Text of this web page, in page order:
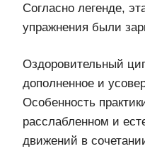
Согласно легенде,
упражнения были
Оздоровительный
дополненное и
Особенность
расслабленном и
движений в